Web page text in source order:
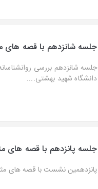
جلسه شانزدهم با قصه های
جلسه شانزدهم بررسی
دانشگاه شهید بهشتی....
جلسه پانزدهم با قصه های
پانزدهمین نشست با قصه های